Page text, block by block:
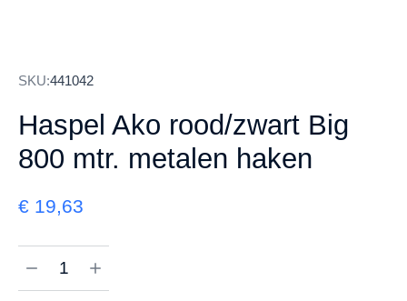
SKU:441042
Haspel Ako rood/zwart Big
800 mtr. metalen haken
€ 19,63